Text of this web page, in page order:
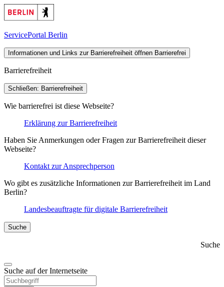
ServicePortal Berlin
Informationen und Links zur Barrierefreiheit öffnen Barrierefrei
Barrierefreiheit
Schließen: Barrierefreiheit
Wie barrierefrei ist diese Webseite?
Erklärung zur Barrierefreiheit
Haben Sie Anmerkungen oder Fragen zur Barrierefreiheit dieser
Webseite?
Kontakt zur Ansprechperson
Wo gibt es zusätzliche Informationen zur Barrierefreiheit im Land
Berlin?
Landesbeauftragte für digitale Barrierefreiheit
Suche
Suche
Suche auf der Internetseite